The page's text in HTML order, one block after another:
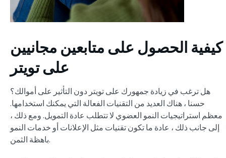
كيفية الحصول على متابعين مجانيين
على تويتر
هل ترغب في زيادة جمهورك على تويتر دون التأثير على أموالك؟
حسنا ، هناك العديد من التقنيات الفعالة التي يمكنك استخدامها.
معظم استراتيجيات النمو العضوي لا تتطلب عادة التمويل. ومع ذلك ،
إلى جانب ذلك ، عادة ما تكون تقنيات مثل الإعلانات أو خدمات النمو
باهظة الثمن.